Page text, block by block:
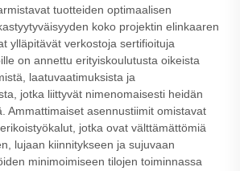
tuotteiden optimaalisen
koko projektin elinkaaren
ylläpitävät verkostoja sertifioituja
on annettu erityiskoulutusta oikeista
laatuvaatimuksista ja
jotka liittyvät nimenomaisesti heidän
Ammattimaiset asennustiimit omistavat
jotka ovat välttämättömiä
lujaan kiinnitykseen ja sujuvaan
minimoimiseen tilojen toiminnassa